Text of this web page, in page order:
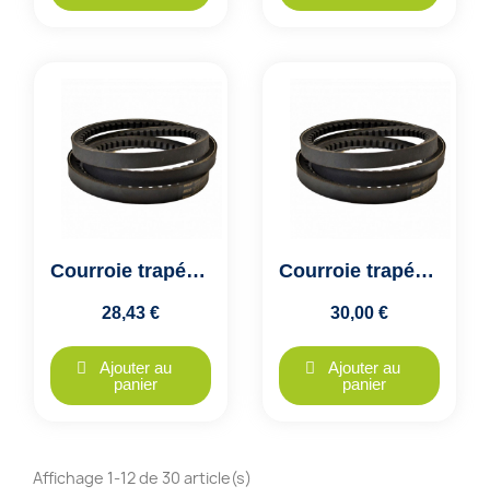
Courroie trapézoïdale crantée XPB 1700 - 16x14mm - VECO GTX - Colmant Cuvelier
28,43 €
Ajouter au
panier
Courroie trapézoïdale crantée XPB 1800 - 16x14mm - VECO GTX - Colmant Cuvelier
30,00 €
Ajouter au
panier
Affichage 1-12 de 30 article(s)